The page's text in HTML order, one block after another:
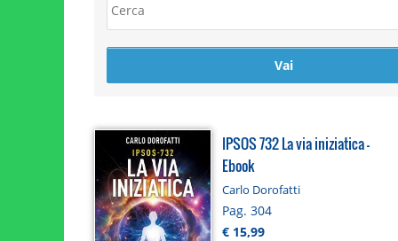
IPSOS 732 La via iniziatica -
Ebook
Carlo Dorofatti
Pag. 304
€ 15,99